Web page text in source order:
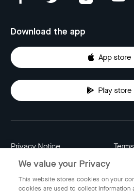
Download the app
App store
Play store
Privacy Notice
Data Attribution
We value your Privacy
This website stores cookies on your
cookies are used to collect information